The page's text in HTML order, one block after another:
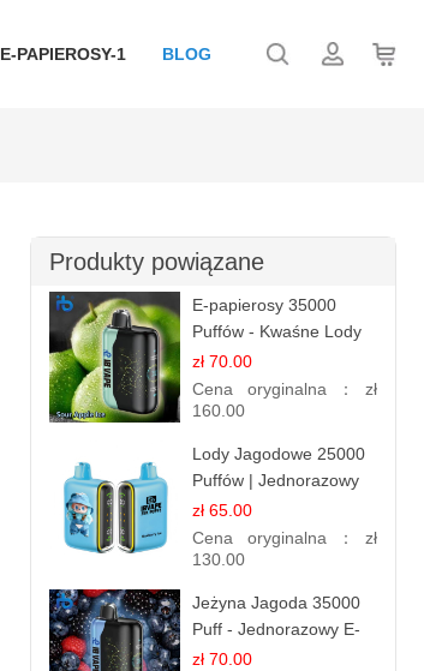
E-PAPIEROSY-1 BLOG
Produkty powiązane
E-papierosy 35000
Puffów - Kwaśne Lody
Jabłkowe |
Orzeźwiający Smak
zł 70.00
Cena oryginalna： zł
160.00
Lody Jagodowe 25000
Puffów | Jednorazowy
E-papieros | Deserowy
Smak
zł 65.00
Cena oryginalna： zł
130.00
Jeżyna Jagoda 35000
Puff - Jednorazowy E-
papieros | Smak
zł 70.00